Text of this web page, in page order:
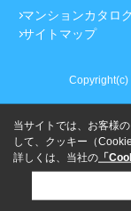
マンションカタロ
サイトマップ
Copyright(c)
当サイトでは、お客様
して、クッキー（
詳しくは、当社の 「